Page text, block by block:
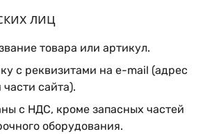
лиц
товара или артикул.
с реквизитами на e-mail (адрес
сайта).
с НДС, кроме запасных частей
оборудования.